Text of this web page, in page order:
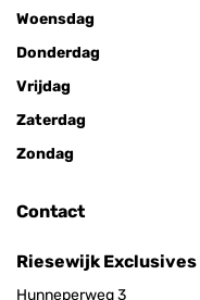
Woensdag
Donderdag
Vrijdag
Zaterdag
Zondag
Contact
Riesewijk Exclusives
Hunneperweg 3